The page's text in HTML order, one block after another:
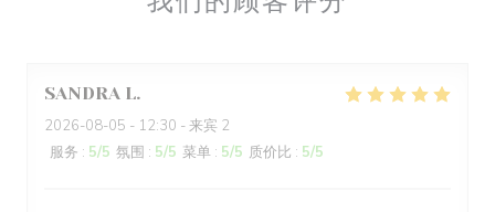
SANDRA L
2026-08-05 - 12:30 - 来宾 2
服务 : 5/5 氛围 : 5/5 菜单 : 5/5 质价比 : 5/5